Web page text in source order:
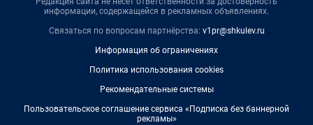
информации, содержащейся в рекламных объявлениях.
Связаться по вопросам партнёрства: v1pr@shkulev.ru
Информация об ограничениях
Политика использования cookies
Рекомендательные системы
Пользовательское соглашение сервиса «Подписка без баннерной
рекламы»